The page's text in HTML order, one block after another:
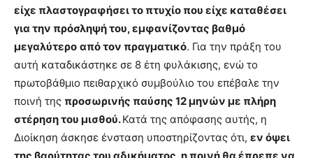
είχε πλαστογραφήσει το πτυχίο που είχε καταθέσει
για την πρόσληψή του, εμφανίζοντας βαθμό
μεγαλύτερο από τον πραγματικό. Για την πράξη του
αυτή καταδικάστηκε σε 8 έτη φυλάκισης, ενώ το
πρωτοβάθμιο πειθαρχικό συμβούλιο του επέβαλε την
ποινή της προσωρινής παύσης 12 μηνών με πλήρη
στέρηση του μισθού.Κατά της απόφασης αυτής, η
Διοίκηση άσκησε ένσταση υποστηρίζοντας ότι, εν όψει